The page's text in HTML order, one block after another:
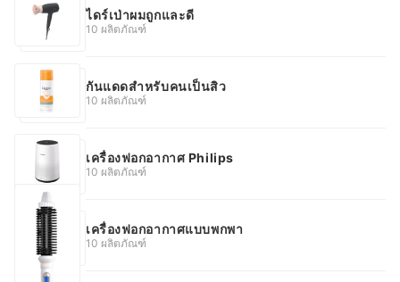
ไดร์เป่าผมถูกและดี
10 ผลิตภัณฑ์
กันแดดสําหรับคนเป็นสิว
10 ผลิตภัณฑ์
เครื่องฟอกอากาศ Philips
10 ผลิตภัณฑ์
เครื่องฟอกอากาศแบบพกพา
10 ผลิตภัณฑ์